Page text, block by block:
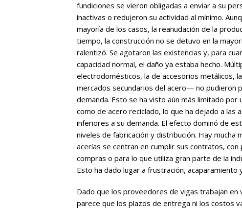
fundiciones se vieron obligadas a enviar a su
inactivas o redujeron su actividad al mínimo.
mayoría de los casos, la reanudación de la
tiempo, la construcción no se detuvo en la
ralentizó. Se agotaron las existencias y, para
capacidad normal, el daño ya estaba hecho.
electrodomésticos, la de accesorios metálicos,
mercados secundarios del acero— no pudieron
demanda. Esto se ha visto aún más limitado
como de acero reciclado, lo que ha dejado a las
inferiores a su demanda. El efecto dominó de
niveles de fabricación y distribución. Hay mucha
acerías se centran en cumplir sus contratos,
compras o para lo que utiliza gran parte de la
Esto ha dado lugar a frustración,
Dado que los proveedores de vigas trabajan en
parece que los plazos de entrega ni los costos